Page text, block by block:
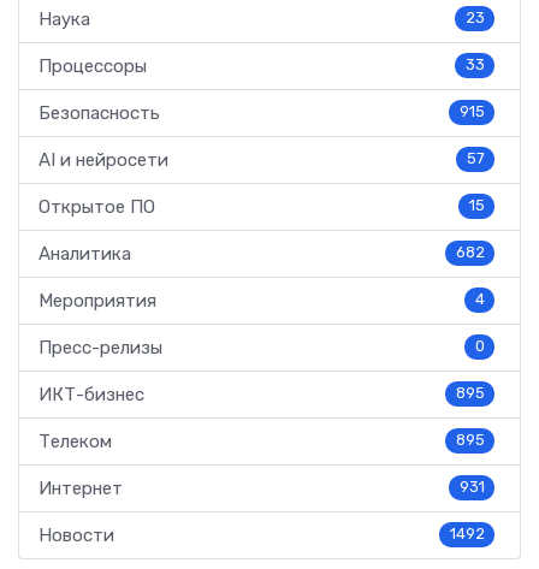
Наука 23
Процессоры 33
Безопасность 915
AI и нейросети 57
Открытое ПО 15
Аналитика 682
Мероприятия 4
Пресс-релизы 0
ИКТ-бизнес 895
Телеком 895
Интернет 931
Новости 1492